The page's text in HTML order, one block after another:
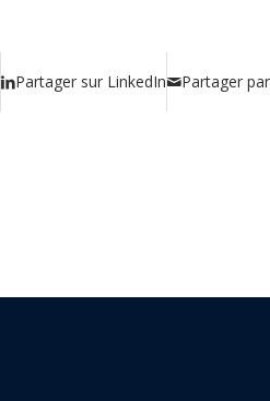
Partager sur LinkedIn Partager